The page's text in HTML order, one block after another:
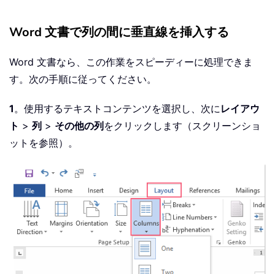
Word 文書で列の間に垂直線を挿入する
Word 文書なら、この作業をスピーディーに処理できま
す。次の手順に従ってください。
1 。使用するテキストコンテンツを選択し、次に レイアウ
ト > 列 > その他の列をクリックします（スクリーンショ
ットを参照）。